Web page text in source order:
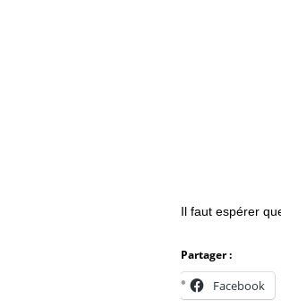
Il faut espérer
Partager :
Facebook